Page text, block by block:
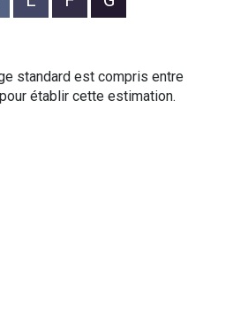
standard est compris entre
établir cette estimation.